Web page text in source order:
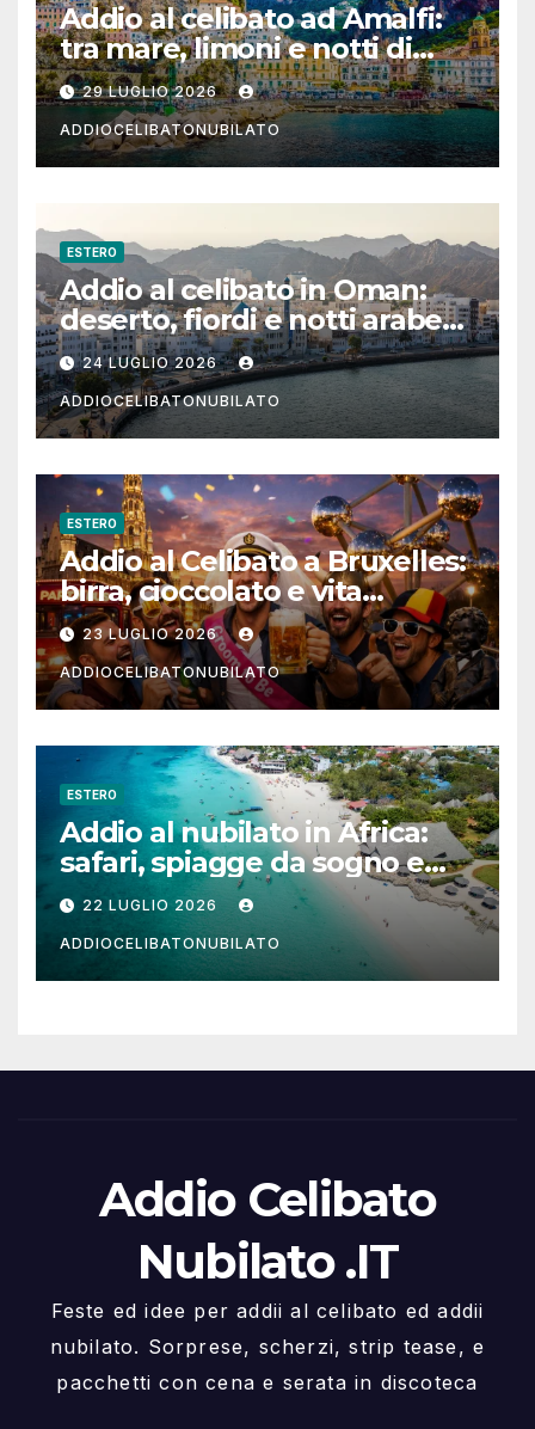
Addio al celibato ad Amalfi:
tra mare, limoni e notti di
festa in Costiera Amalfitana
29 LUGLIO 2026
ADDIOCELIBATONUBILATO
ESTERO
Addio al celibato in Oman:
deserto, fiordi e notti arabe
tra Muscat e Musandam
24 LUGLIO 2026
ADDIOCELIBATONUBILATO
ESTERO
Addio al Celibato a Bruxelles:
birra, cioccolato e vita
notturna per un weekend
indimenticabile
23 LUGLIO 2026
ADDIOCELIBATONUBILATO
ESTERO
Addio al nubilato in Africa:
safari, spiagge da sogno e
città magiche
22 LUGLIO 2026
ADDIOCELIBATONUBILATO
Addio Celibato
Nubilato .IT
Feste ed idee per addii al celibato ed addii
nubilato. Sorprese, scherzi, strip tease, e
pacchetti con cena e serata in discoteca